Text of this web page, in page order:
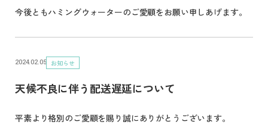
今後ともハミングウォーターのご愛顧をお願い申しあげます。
天候不良に伴う配送遅延について
2024.02.05 お知らせ
平素より格別のご愛顧を賜り誠にありがとうございます。